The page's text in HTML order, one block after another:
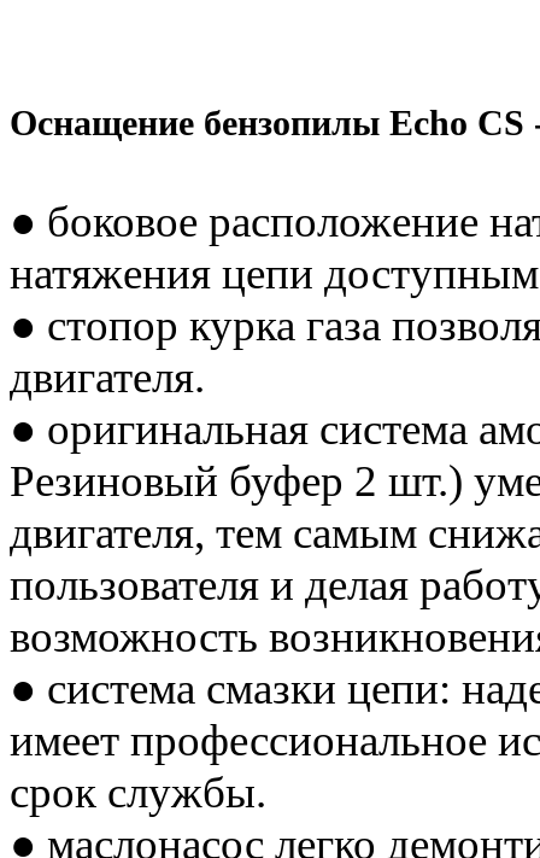
Оснащение бензопилы Echo CS
● боковое расположение
натяжения цепи
● стопор курка газа
двигателя.
● оригинальная система
Резиновый буфер 2 шт.)
двигателя, тем самым
пользователя и делая
возможность
● система смазки цепи:
имеет профессиональное
срок службы.
● маслонасос легко